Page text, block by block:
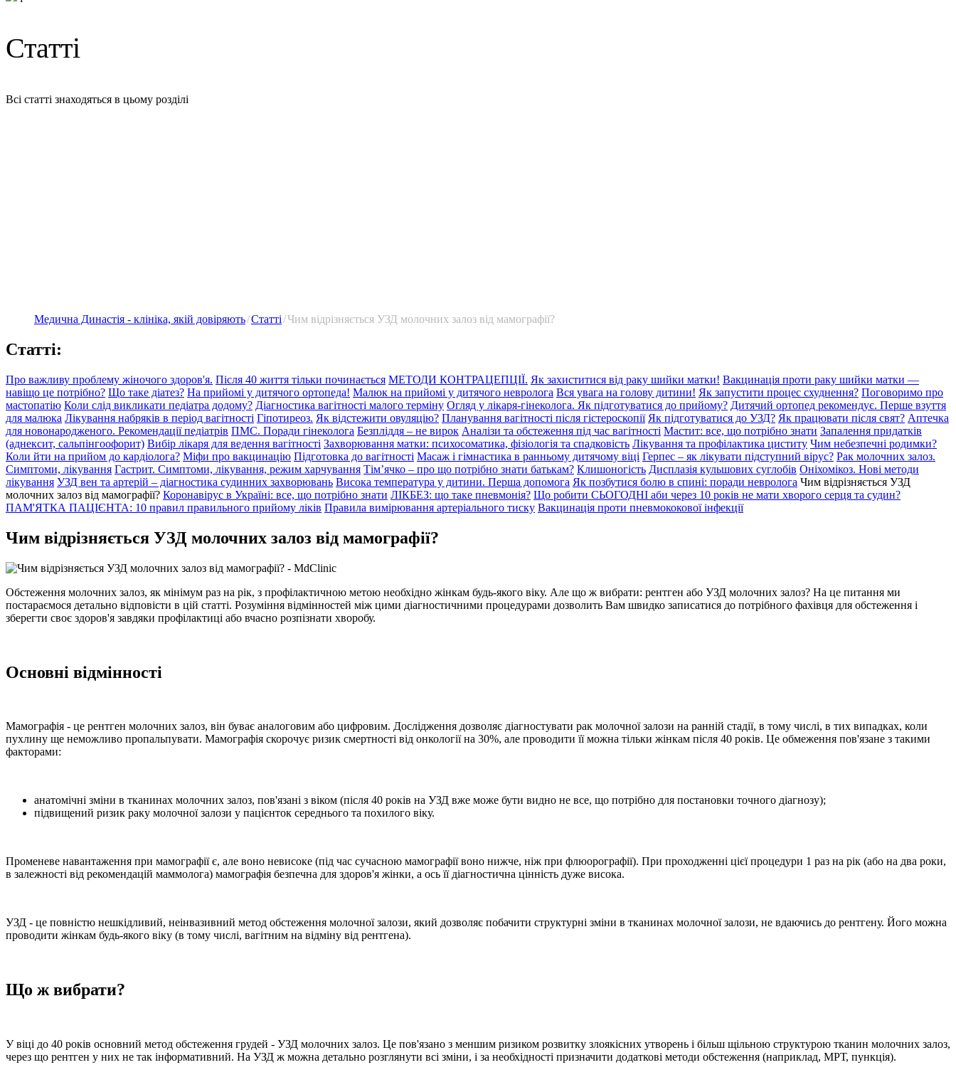
Статті
Всі статті знаходяться в цьому розділі
Медична Династія - клініка, якій довіряють Статті Чим відрізняється УЗД молочних залоз від мамографії?
Статті:
Про важливу проблему жіночого здоров'я. Після 40 життя тільки починається МЕТОДИ КОНТРАЦЕПЦІЇ. Як захиститися від раку шийки матки! Вакцинація проти раку шийки матки —
навіщо це потрібно? Що таке діатез? На прийомі у дитячого ортопеда! Малюк на прийомі у дитячого невролога Вся увага на голову дитини! Як запустити процес схуднення? Поговоримо про
мастопатію Коли слід викликати педіатра додому? Діагностика вагітності малого терміну Огляд у лікаря-гінеколога. Як підготуватися до прийому? Дитячий ортопед рекомендує. Перше взуття
для малюка Лікування набряків в період вагітності Гіпотиреоз. Як відстежити овуляцію? Планування вагітності після гістероскопії Як підготуватися до УЗД? Як працювати після свят? Аптечка
для новонародженого. Рекомендації педіатрів ПМС. Поради гінеколога Безпліддя – не вирок Аналізи та обстеження під час вагітності Мастит: все, що потрібно знати Запалення придатків
(аднексит, сальпінгоофорит) Вибір лікаря для ведення вагітності Захворювання матки: психосоматика, фізіологія та спадковість Лікування та профілактика циститу Чим небезпечні родимки?
Коли йти на прийом до кардіолога? Міфи про вакцинацію Підготовка до вагітності Масаж і гімнастика в ранньому дитячому віці Герпес – як лікувати підступний вірус? Рак молочних залоз.
Симптоми, лікування Гастрит. Симптоми, лікування, режим харчування Тім’ячко – про що потрібно знати батькам? Клишоногість Дисплазія кульшових суглобів Оніхомікоз. Нові методи
лікування УЗД вен та артерій – діагностика судинних захворювань Висока температура у дитини. Перша допомога Як позбутися болю в спині: поради невролога Чим відрізняється УЗД
молочних залоз від мамографії? Коронавірус в Україні: все, що потрібно знати ЛІКБЕЗ: що таке пневмонія? Що робити СЬОГОДНІ аби через 10 років не мати хворого серця та судин?
ПАМ'ЯТКА ПАЦІЄНТА: 10 правил правильного прийому ліків Правила вимірювання артеріального тиску Вакцинація проти пневмококової інфекції
Чим відрізняється УЗД молочних залоз від мамографії?
Обстеження молочних залоз, як мінімум раз на рік, з профілактичною метою необхідно жінкам будь-якого віку. Але що ж вибрати: рентген або УЗД молочних залоз? На це питання ми
постараємося детально відповісти в цій статті. Розуміння відмінностей між цими діагностичними процедурами дозволить Вам швидко записатися до потрібного фахівця для обстеження і
зберегти своє здоров'я завдяки профілактиці або вчасно розпізнати хворобу.
Основні відмінності
Мамографія - це рентген молочних залоз, він буває аналоговим або цифровим. Дослідження дозволяє діагностувати рак молочної залози на ранній стадії, в тому числі, в тих випадках, коли
пухлину ще неможливо пропальпувати. Мамографія скорочує ризик смертності від онкології на 30%, але проводити її можна тільки жінкам після 40 років. Це обмеження пов'язане з такими
факторами:
анатомічні зміни в тканинах молочних залоз, пов'язані з віком (після 40 років на УЗД вже може бути видно не все, що потрібно для постановки точного діагнозу);
підвищений ризик раку молочної залози у пацієнток середнього та похилого віку.
Променеве навантаження при мамографії є, але воно невисоке (під час сучасною мамографії воно нижче, ніж при флюорографії). При проходженні цієї процедури 1 раз на рік (або на два роки,
в залежності від рекомендацій маммолога) мамографія безпечна для здоров'я жінки, а ось її діагностична цінність дуже висока.
УЗД - це повністю нешкідливий, неінвазивний метод обстеження молочної залози, який дозволяє побачити структурні зміни в тканинах молочної залози, не вдаючись до рентгену. Його можна
проводити жінкам будь-якого віку (в тому числі, вагітним на відміну від рентгена).
Що ж вибрати?
У віці до 40 років основний метод обстеження грудей - УЗД молочних залоз. Це пов'язано з меншим ризиком розвитку злоякісних утворень і більш щільною структурою тканин молочних залоз,
через що рентген у них не так інформативний. На УЗД ж можна детально розглянути всі зміни, і за необхідності призначити додаткові методи обстеження (наприклад, МРТ, пункція).